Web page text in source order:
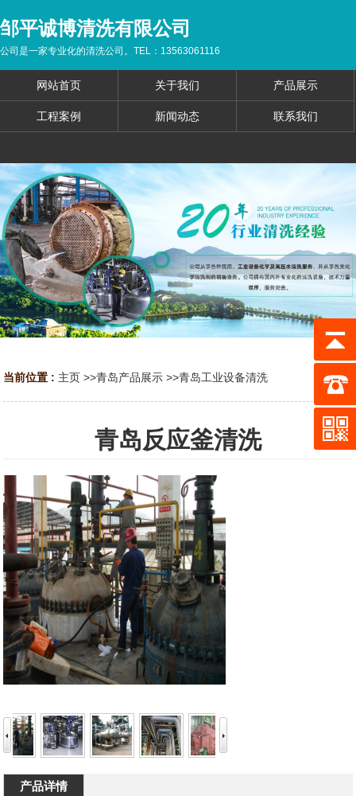
邹平诚博清洗有限公司
公司是一家专业化的清洗公司。TEL：13563061116
网站首页 关于我们 产品展示
工程案例 新闻动态 联系我们
当前位置 : 主页 >>青岛产品展示 >>青岛工业设备清洗
青岛反应釜清洗
产品详情